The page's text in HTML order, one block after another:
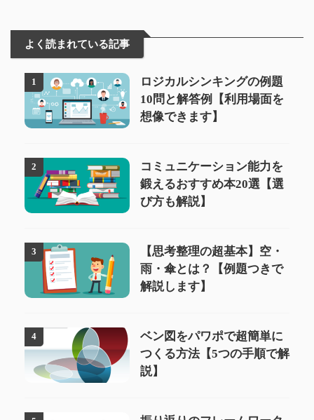
よく読まれている記事
1
ロジカルシンキングの例題
10問と解答例【利用場面を
想像できます】
2
コミュニケーション能力を
鍛えるおすすめ本20選【選
び方も解説】
3
【思考整理の超基本】空・
雨・傘とは？【例題つきで
解説します】
4
ベン図をパワポで超簡単に
つくる方法【5つの手順で解
説】